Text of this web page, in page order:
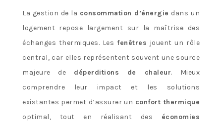
La gestion de la consommation d’énergie dans un
logement repose largement sur la maîtrise des
échanges thermiques. Les fenêtres jouent un rôle
central, car elles représentent souvent une source
majeure de déperditions de chaleur. Mieux
comprendre leur impact et les solutions
existantes permet d’assurer un confort thermique
optimal, tout en réalisant des économies